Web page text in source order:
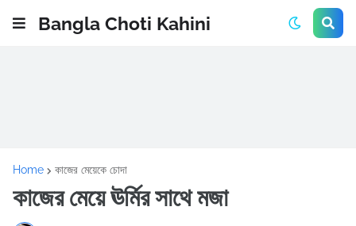
Bangla Choti Kahini
Home কাজের মেয়েকে চোদা
কাজের মেয়ে ঊর্মির সাথে মজা